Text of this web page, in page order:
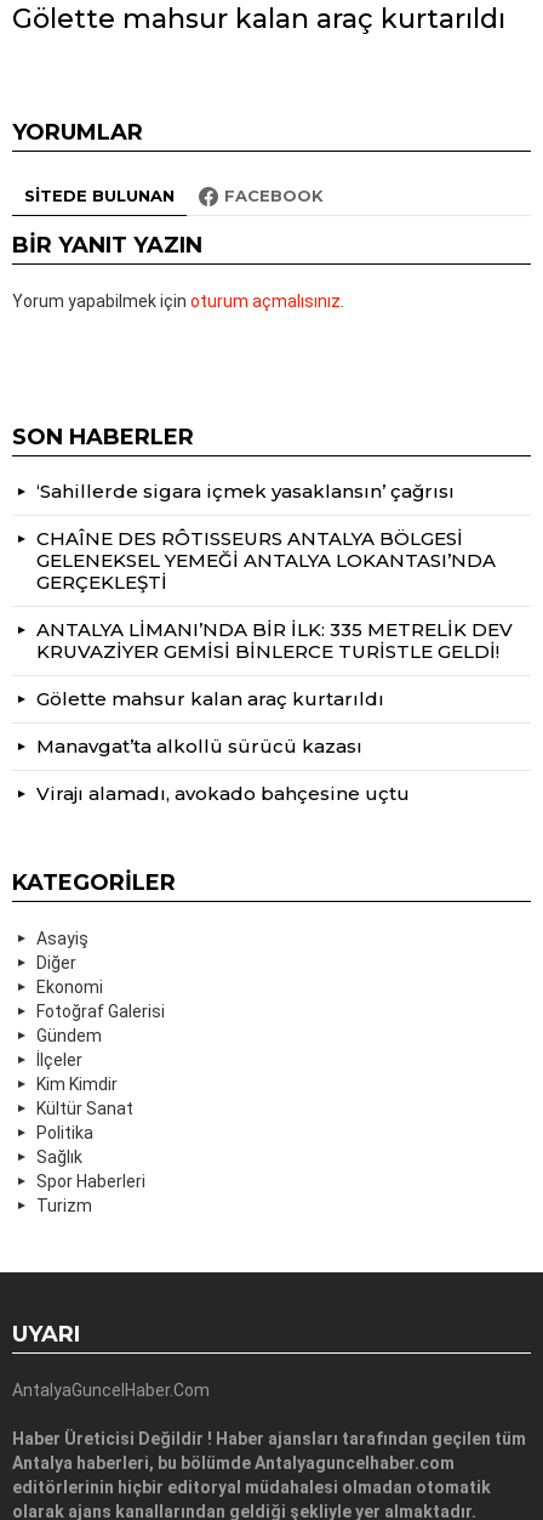
Gölette mahsur kalan araç kurtarıldı
YORUMLAR
SITEDE BULUNAN FACEBOOK
BIR YANIT YAZIN
Yorum yapabilmek için oturum açmalısınız
SON HABERLER
‘Sahillerde sigara içmek yasaklansın’ çağrısı
CHAÎNE DES RÔTISSEURS ANTALYA BÖLGESİ
GELENEKSEL YEMEĞİ ANTALYA LOKANTASI’NDA
GERÇEKLEŞTİ
ANTALYA LİMANI’NDA BİR İLK: 335 METRELİK DEV
KRUVAZİYER GEMİSİ BİNLERCE TURİSTLE GELDİ!
Gölette mahsur kalan araç kurtarıldı
Manavgat’ta alkollü sürücü kazası
Virajı alamadı, avokado bahçesine uçtu
KATEGORILER
Asayiş
Diğer
Ekonomi
Fotoğraf Galerisi
Gündem
İlçeler
Kim Kimdir
Kültür Sanat
Politika
Sağlık
Spor Haberleri
Turizm
UYARI
AntalyaGuncelHaber.Com
Haber Üreticisi Değildir ! Haber ajansları tarafından geçilen tüm
Antalya haberleri, bu bölümde Antalyaguncelhaber.com
editörlerinin hiçbir editoryal müdahalesi olmadan otomatik
olarak ajans kanallarından geldiği şekliyle yer almaktadır.